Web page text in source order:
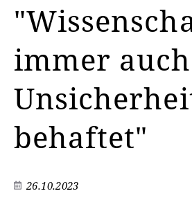
immer
behaftet"
26.10.2023